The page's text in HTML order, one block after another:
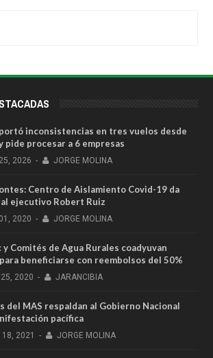
inconsistencias en tres vuelos desde
y pide procesar a 6 empresas
25, 2026 - JORGE MOLINA
Centro de Aislamiento Covid-19 da
ejecutivo Robert Ruiz
01, 2020 - JORGE MOLINA
y Comités de Agua Rurales coadyuvan
beneficiarse con reembolsos del 50%
25, 2020 - JARANCIBIA
del MAS respaldan al Gobierno Nacional
pacífica
18, 2021 - JORGE MOLINA